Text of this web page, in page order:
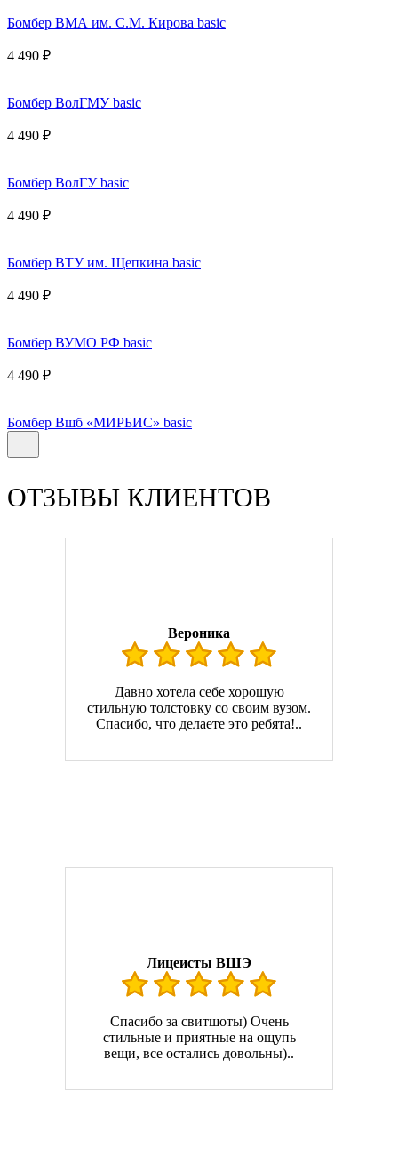
Бомбер ВМА им. С.М. Кирова basic
4 490 ₽
Бомбер ВолГМУ basic
4 490 ₽
Бомбер ВолГУ basic
4 490 ₽
Бомбер ВТУ им. Щепкина basic
4 490 ₽
Бомбер ВУМО РФ basic
4 490 ₽
Бомбер Вшб «МИРБИС» basic
ОТЗЫВЫ КЛИЕНТОВ
Вероника
Давно хотела себе хорошую
стильную толстовку со своим вузом.
Спасибо, что делаете это ребята!..
Лицеисты ВШЭ
Спасибо за свитшоты) Очень
стильные и приятные на ощупь
вещи, все остались довольны)..